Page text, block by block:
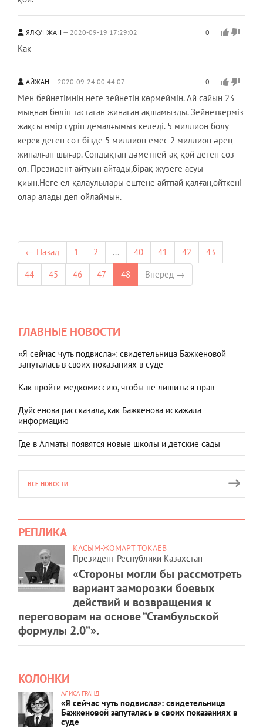
ЯЛҚУНЖАН 2020-09-19 17:29:02 0
Как
АЙЖАН 2020-09-24 00:44:07 0
Мен бейнетімнің неге зейнетін көрмеймін. Ай сайын 23
мыңнан бөліп тастаған жинаған ақшамызды. Зейнеткерміз
жақсы өмір сүріп демалғымыз келеді. 5 миллион болу
керек деген сөз бізде 5 миллион емес 2 миллион әрең
жиналған шығар. Сондықтан дәметпей-ақ қой деген сөз
ол. Президент айтуын айтады,бірақ жүзеге асуы
қиын.Неге ел қалаулылары ештеңе айтпай қалған,өйткені
олар алады деп ойлаймын.
← Назад 1 2 ... 40 41 42
43
44
45 46 47 48 Вперёд →
ГЛАВНЫЕ НОВОСТИ
«Я сейчас чуть подвисла»: свидетельница Бажкеновой
запуталась в своих показаниях в суде
Как пройти медкомиссию, чтобы не лишиться прав
Дуйсенова рассказала, как Бажкенова искажала
информацию
Где в Алматы появятся новые школы и детские сады
ВСЕ НОВОСТИ
РЕПЛИКА
КАСЫМ-ЖОМАРТ ТОКАЕВ
Президент Республики Казахстан
«Стороны могли бы рассмотреть
вариант заморозки боевых
действий и возвращения к
переговорам на основе “Стамбульской
формулы 2.0”».
КОЛОНКИ
АЛИСА ГРАНД
«Я сейчас чуть подвисла»: свидетельница
Бажкеновой запуталась в своих показаниях в
суде